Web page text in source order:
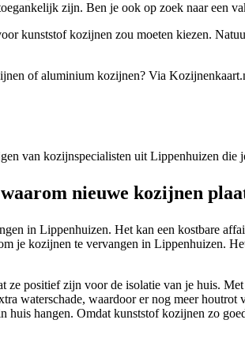
zijn. Ben je ook op zoek naar een
kunststof kozijnen zou moeten kiezen.
of aluminium kozijnen? Via
van kozijnspecialisten uit Lippenhuizen
nieuwe kozijnen
in Lippenhuizen. Het kan een kostbare
je kozijnen te vervangen in Lippenhuizen.
positief zijn voor de isolatie van je huis.
waterschade, waardoor er nog meer
huis hangen. Omdat kunststof kozijnen zo